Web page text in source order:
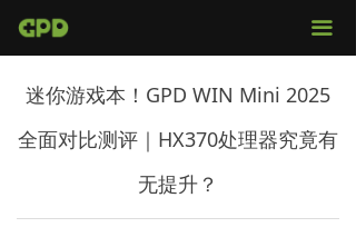
끀
官网首页
视频评测
固件下载
迷你游戏本！GPD WIN Mini 2025
全面对比测评｜HX370处理器究竟有
无提升？